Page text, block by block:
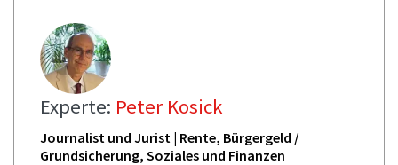
Experte: Peter Kosick
Journalist und Jurist | Rente, Bürgergeld /
Grundsicherung, Soziales und Finanzen